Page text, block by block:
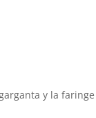
y la